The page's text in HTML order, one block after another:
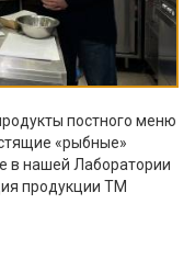
постного меню
«рыбные»
в нашей Лаборатории
продукции ТМ